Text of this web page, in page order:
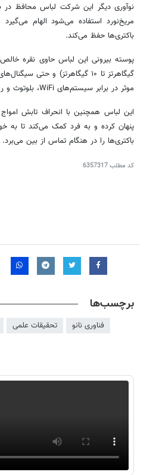
نوآوری دیگر این شرکت لباس محافظ در
مریخ‌نورد استفاده می‌شود الهام
باکتری‌ها حفظ می‌کند.
موثر در برابر سیستم‌های WiFi، بلوتوث و رادار از بدن محافظت کند.
این لباس همچنین با انحراف تابش
پنهان کرده و به فرد کمک می‌کند تا به
باکتری‌ها را در هنگام تماس از بین می‌برد.
کد مطلب6357317
برچسب‌ها
فناوری نانو تحقیقات علمی